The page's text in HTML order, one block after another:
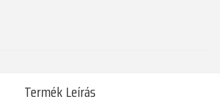
Termék Leírás